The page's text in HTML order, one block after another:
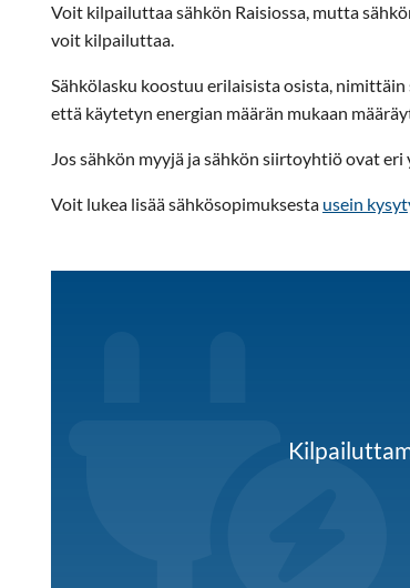
Voit kilpailuttaa sähkön Raisiossa, mutta
voit kilpailuttaa.
Sähkölasku koostuu erilaisista osista,
että käytetyn energian määrän mukaan
Jos sähkön myyjä ja sähkön siirtoyhtiö ovat
Voit lukea lisää sähkösopimuksesta usein